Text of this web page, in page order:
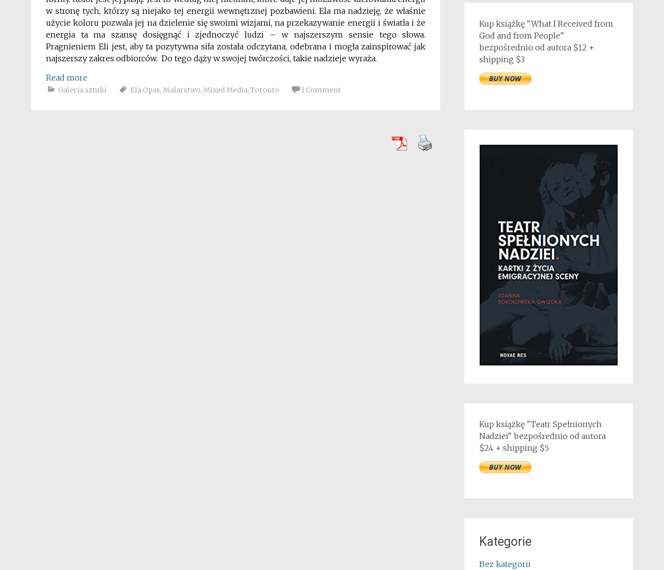
w stronę tych, którzy są niejako tej energii wewnętrznej pozbawieni. Ela ma nadzieję, że właśnie
użycie koloru pozwala jej na dzielenie się swoimi wizjami, na przekazywanie energii i światła i że
energia ta ma szansę dosięgnąć i zjednoczyć ludzi – w najszerszym sensie tego słowa.
Pragnieniem Eli jest, aby ta pozytywna siła została odczytana, odebrana i mogła zainspirować jak
najszerszy zakres odbiorców. Do tego dąży w swojej twórczości, takie nadzieje wyraża.
Read more
Galeria sztuki Ela Opas, Malarstwo, Mixed Media, Toronto 1 Comment
Kup książkę "What I Received from
God and from People"
bezpośrednio od autora $12 +
shipping $3
Kup książkę "Teatr Spełnionych
Nadziei" bezpośrednio od autora
$24 + shipping $5
Kategorie
Bez kategorii